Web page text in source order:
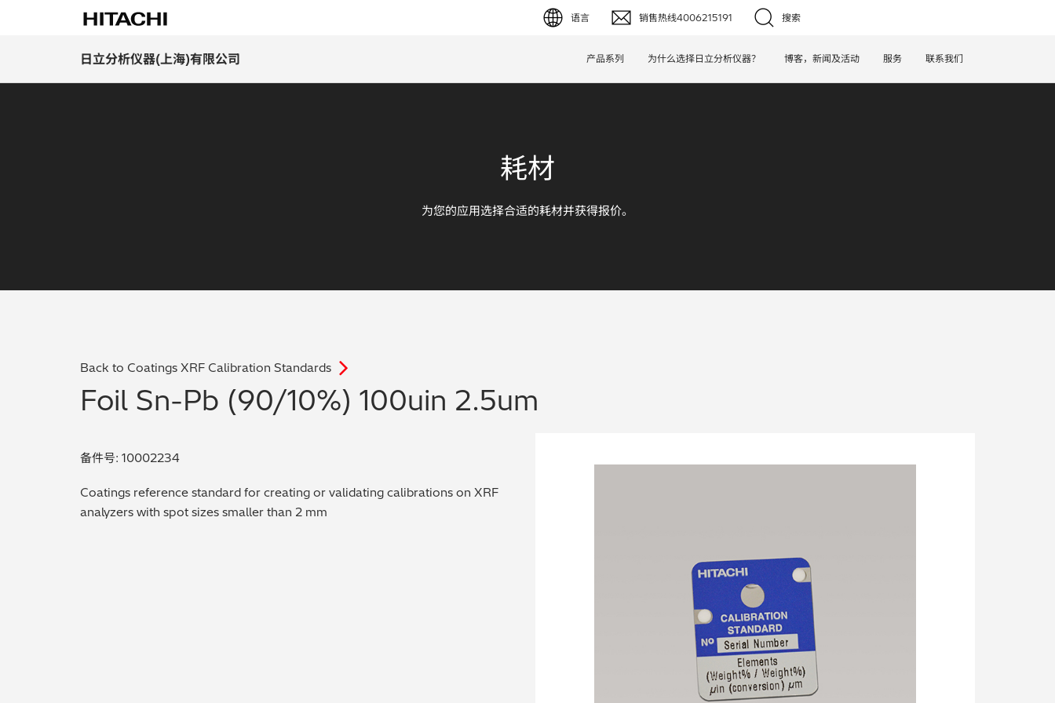
语言
English (EN)
销售热线4006215191 搜索
日立分析仪器(上海)有限公司 产品系列 为什么选择日立分析仪器？ 博客，新闻及活动 服务 联系我们
耗材
为您的应用选择合适的耗材并获得报价。
Back to Coatings XRF Calibration Standards
Foil Sn-Pb (90/10%) 100uin 2.5um
备件号: 10002234
Coatings reference standard for creating or validating calibrations on XRF
analyzers with spot sizes smaller than 2 mm